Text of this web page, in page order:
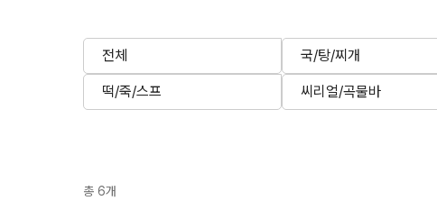
전체 국/탕/찌개
떡/죽/스프 씨리얼/곡물바
총 6개